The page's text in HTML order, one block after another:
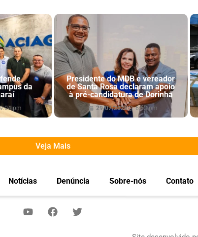
da
pm
Presidente do MDB e vereador
de Santa Rosa declaram apoio
à pré-candidatura de Dorinha
29/07/2026 6:53 pm
Veja Mais
Notícias Denúncia Sobre-nós Contato